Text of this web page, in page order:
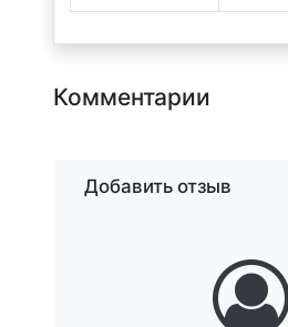
Комментарии
Добавить отзыв